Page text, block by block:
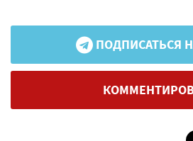
ПОДПИСАТЬСЯ